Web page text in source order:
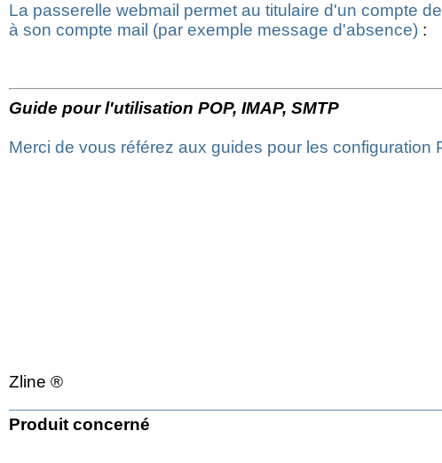
La passerelle webmail permet au titulaire d'un compte
à son compte mail (par exemple message d'absence) :
Guide pour l'utilisation POP, IMAP, SMTP
Merci de vous référez aux guides pour les configuration
Zline ®
Produit concerné